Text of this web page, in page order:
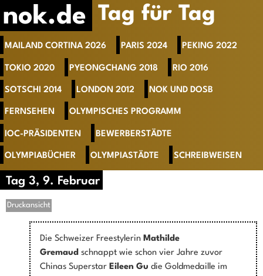
nok.de Tag für Tag
MAILAND CORTINA 2026 PARIS 2024 PEKING 2022
TOKIO 2020 PYEONGCHANG 2018 RIO 2016
SOTSCHI 2014 LONDON 2012 NOK UND DOSB
FERNSEHEN OLYMPISCHES PROGRAMM
IOC-PRÄSIDENTEN BEWERBERSTÄDTE
OLYMPIABÜCHER OLYMPIASTÄDTE SCHREIBWEISEN
Tag 3, 9. Februar
Druckansicht
Die Schweizer Freestylerin Mathilde
Gremaud schnappt wie schon vier Jahre zuvor
Chinas Superstar Eileen Gu die Goldmedaille im